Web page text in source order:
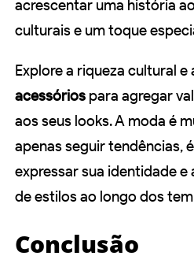
acrescentar uma história
culturais e um toque
Explore a riqueza cultural e
acessórios para agregar
aos seus looks. A moda é
apenas seguir tendências,
expressar sua identidade
de estilos ao longo dos
Conclusão